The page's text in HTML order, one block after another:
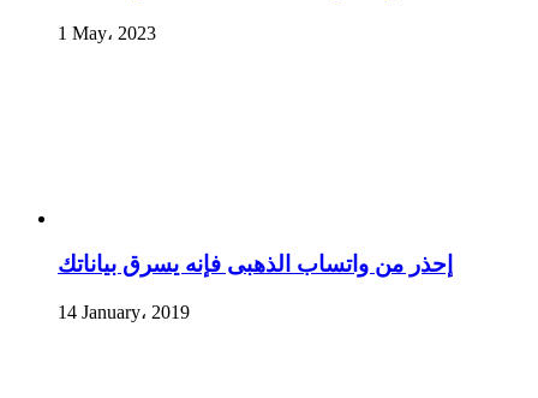
1 May، 2023
إحذر من واتساب الذهبى فإنه يسرق بياناتك
14 January، 2019